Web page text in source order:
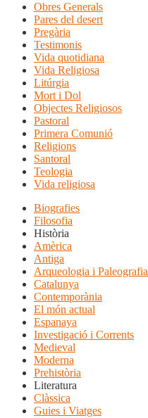
Obres Generals
Pares del desert
Pregària
Testimonis
Vida quotidiana
Vida Religiosa
Litúrgia
Mort i Dol
Objectes Religiosos
Pastoral
Primera Comunió
Religions
Santoral
Teologia
Vida religiosa
Biografies
Filosofia
Història
Amèrica
Antiga
Arqueologia i Paleografia
Catalunya
Contemporània
El món actual
Espanaya
Investigació i Corrents
Medieval
Moderna
Prehistòria
Literatura
Clàssica
Guies i Viatges